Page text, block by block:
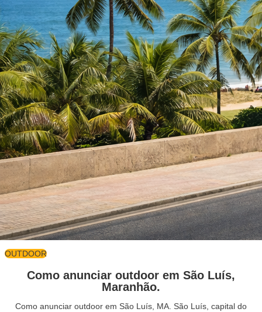
OUTDOOR
Como anunciar outdoor em São Luís,
Maranhão.
Como anunciar outdoor em São Luís, MA. São Luís, capital do